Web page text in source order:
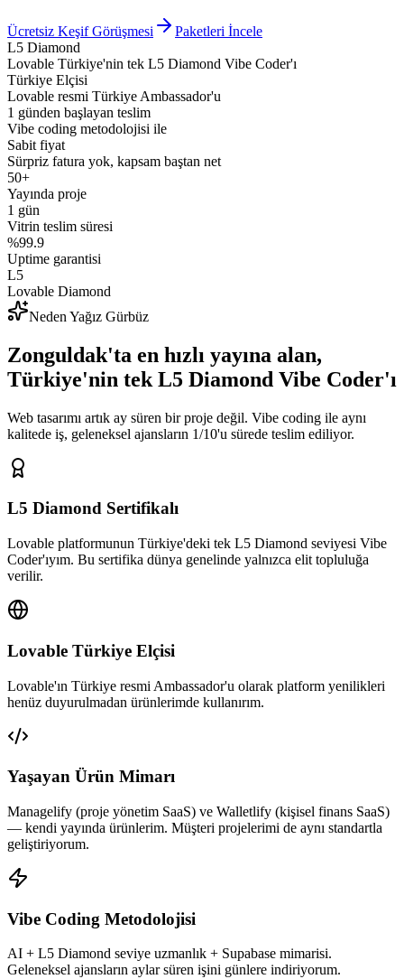
Ücretsiz Keşif Görüşmesi
Paketleri İncele
L5 Diamond
Lovable Türkiye'nin tek L5 Diamond Vibe Coder'ı
Türkiye Elçisi
Lovable resmi Türkiye Ambassador'u
1 günden başlayan teslim
Vibe coding metodolojisi ile
Sabit fiyat
Sürpriz fatura yok, kapsam baştan net
50+
Yayında proje
1 gün
Vitrin teslim süresi
%99.9
Uptime garantisi
L5
Lovable Diamond
Neden Yağız Gürbüz
Zonguldak'ta en hızlı yayına alan,
Türkiye'nin tek L5 Diamond Vibe Coder'ı
Web tasarımı artık ay süren bir proje değil. Vibe coding ile aynı
kalitede iş, geleneksel ajansların 1/10'u sürede teslim ediliyor.
L5 Diamond Sertifikalı
Lovable platformunun Türkiye'deki tek L5 Diamond seviyesi Vibe
Coder'ıyım. Bu sertifika dünya genelinde yalnızca elit topluluğa
verilir.
Lovable Türkiye Elçisi
Lovable'ın Türkiye resmi Ambassador'u olarak platform yenilikleri
henüz duyurulmadan ürünlerimde kullanırım.
Yaşayan Ürün Mimarı
Managelify (proje yönetim SaaS) ve Walletlify (kişisel finans SaaS)
— kendi yayında ürünlerim. Müşteri projelerimi de aynı standartla
geliştiriyorum.
Vibe Coding Metodolojisi
AI + L5 Diamond seviye uzmanlık + Supabase mimarisi.
Geleneksel ajansların aylar süren işini günlere indiriyorum.